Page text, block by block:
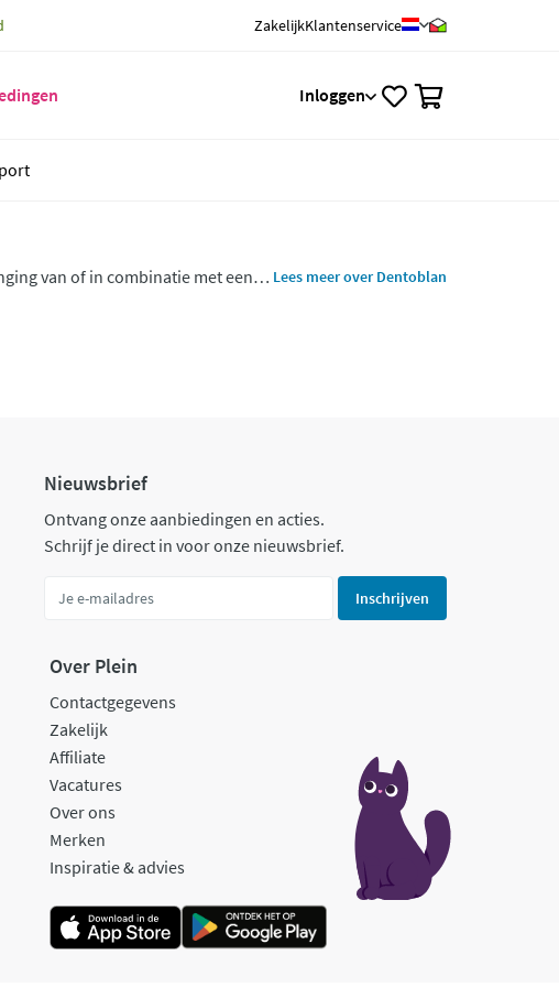
ZakelijkKlantenservice
Inloggen
van of in combinatie met een
Lees meer over Dentoblan
Nieuwsbrief
Ontvang onze aanbiedingen en acties.
Schrijf je direct in voor onze nieuwsbrief.
Inschrijven
Over Plein
Contactgegevens
Zakelijk
Affiliate
Vacatures
Over ons
Merken
Inspiratie & advies